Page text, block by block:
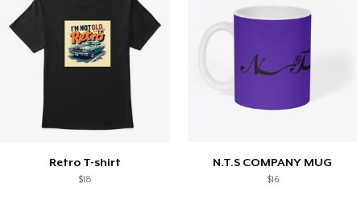
Retro T-shirt
$18
N.T.S COMPANY MUG
$16